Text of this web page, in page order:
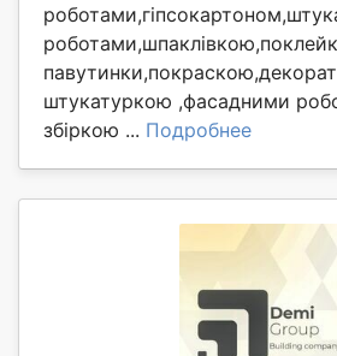
штукатуркою ,фасадними
збіркою ... Подробнее